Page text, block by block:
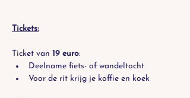
Tickets:
Ticket van 19 euro:
Deelname fiets- of wandeltocht
Voor de rit krijg je koffie en koek